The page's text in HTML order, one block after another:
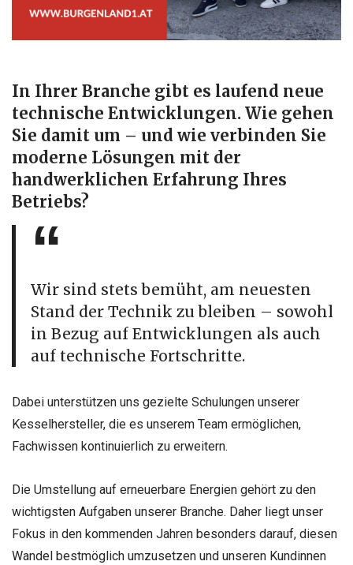
In Ihrer Branche gibt es laufend neue
technische Entwicklungen. Wie gehen
Sie damit um – und wie verbinden Sie
moderne Lösungen mit der
handwerklichen Erfahrung Ihres
Betriebs?
Wir sind stets bemüht, am neuesten
Stand der Technik zu bleiben – sowohl
in Bezug auf Entwicklungen als auch
auf technische Fortschritte.
Dabei unterstützen uns gezielte Schulungen unserer
Kesselhersteller, die es unserem Team ermöglichen,
Fachwissen kontinuierlich zu erweitern.
Die Umstellung auf erneuerbare Energien gehört zu den
wichtigsten Aufgaben unserer Branche. Daher liegt unser
Fokus in den kommenden Jahren besonders darauf, diesen
Wandel bestmöglich umzusetzen und unseren Kundinnen